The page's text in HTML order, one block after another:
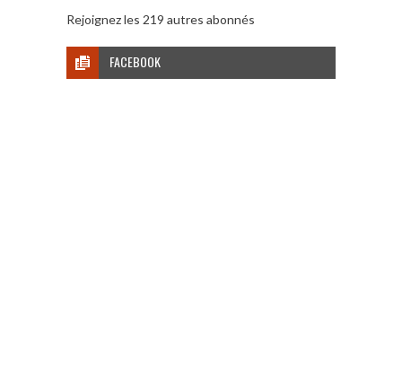
Rejoignez les 219 autres abonnés
FACEBOOK